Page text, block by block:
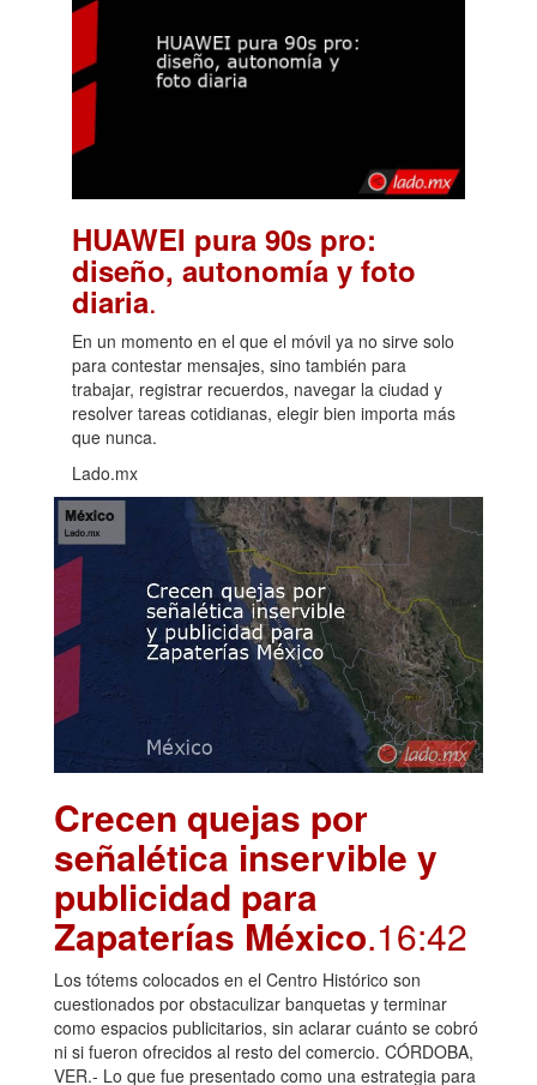
HUAWEI pura 90s pro:
diseño, autonomía y foto
diaria.
En un momento en el que el móvil ya no sirve solo
para contestar mensajes, sino también para
trabajar, registrar recuerdos, navegar la ciudad y
resolver tareas cotidianas, elegir bien importa más
que nunca.
Lado.mx
Crecen quejas por
señalética inservible y
publicidad para
Zapaterías México.16:42
Los tótems colocados en el Centro Histórico son
cuestionados por obstaculizar banquetas y terminar
como espacios publicitarios, sin aclarar cuánto se cobró
ni si fueron ofrecidos al resto del comercio. CÓRDOBA,
VER.- Lo que fue presentado como una estrategia para